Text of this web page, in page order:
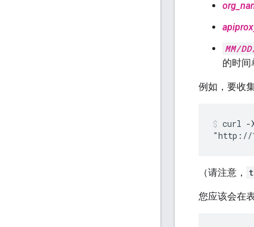
MM/
的时间
例如，要收
curl -
"http://
（请注意，
您应该会在